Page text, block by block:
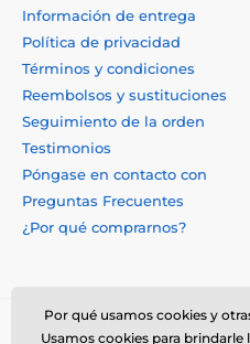
Información de entrega
Política de privacidad
Términos y condiciones
Reembolsos y sustituciones
Seguimiento de la orden
Testimonios
Póngase en contacto con
Preguntas Frecuentes
¿Por qué comprarnos?
Por qué usamos cookies y
Usamos cookies para brindarle